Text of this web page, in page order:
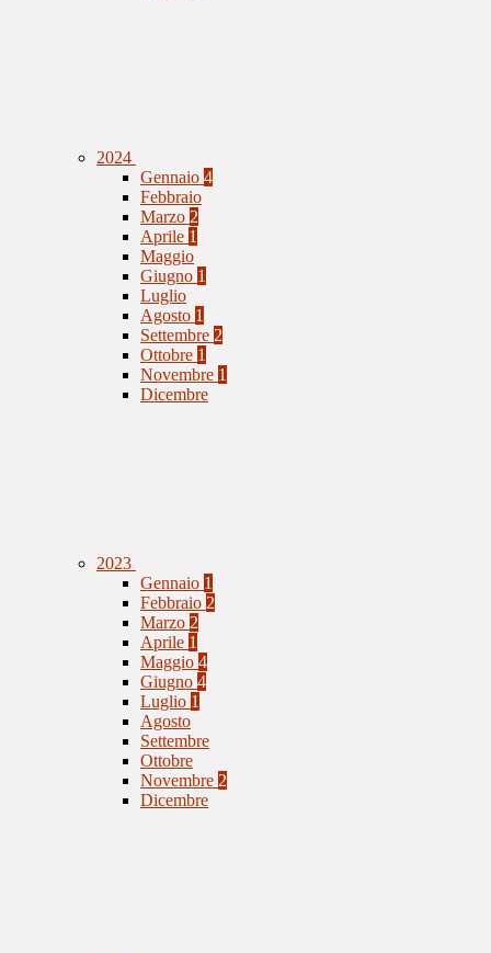
2024
Gennaio 4
Febbraio
Marzo 2
Aprile 1
Maggio
Giugno 1
Luglio
Agosto 1
Settembre 2
Ottobre 1
Novembre 1
Dicembre
2023
Gennaio 1
Febbraio 2
Marzo 2
Aprile 1
Maggio 4
Giugno 4
Luglio 1
Agosto
Settembre
Ottobre
Novembre 2
Dicembre